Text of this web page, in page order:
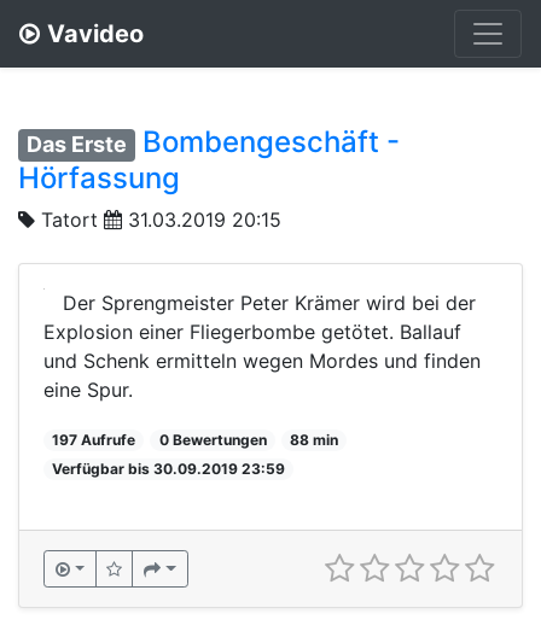
Vavideo
Das Erste
Bombengeschäft -
Hörfassung
Tatort 31.03.2019 20:15
Der Sprengmeister Peter Krämer wird bei der
Explosion einer Fliegerbombe getötet. Ballauf
und Schenk ermitteln wegen Mordes und finden
eine Spur.
197 Aufrufe 0 Bewertungen
88 min
Verfügbar bis 30.09.2019 23:59